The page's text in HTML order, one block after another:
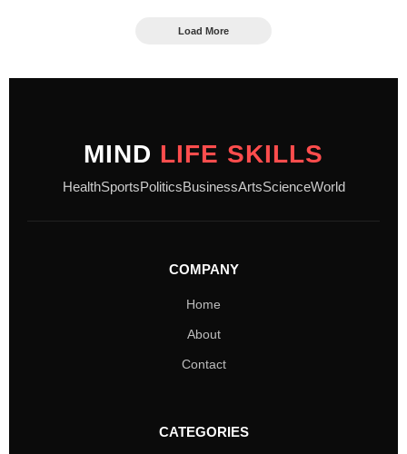
Load More
MIND LIFE SKILLS
HealthSportsPoliticsBusinessArtsScienceWorld
COMPANY
Home
About
Contact
CATEGORIES